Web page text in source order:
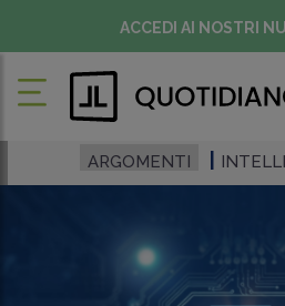
ACCEDI AI NOSTRI
ARGOMENTI